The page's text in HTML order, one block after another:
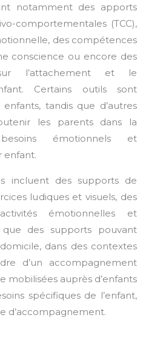
notamment des apports
comportementales (TCC),
des compétences
conscience ou encore des
l’attachement et le
Certains outils sont
tandis que d’autres
les parents dans la
émotionnels et
enfant.
incluent des supports de
ludiques et visuels, des
émotionnelles et
que des supports pouvant
dans des contextes
d’un accompagnement
mobilisées auprès d’enfants
spécifiques de l’enfant,
d’accompagnement.